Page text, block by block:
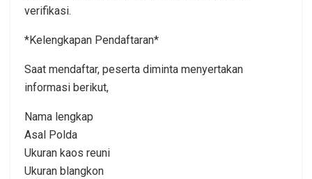
verifikasi.
*Kelengkapan Pendaftaran*
Saat mendaftar, peserta diminta menyertakan
informasi berikut,
Nama lengkap
Asal Polda
Ukuran kaos reuni
Ukuran blangkon